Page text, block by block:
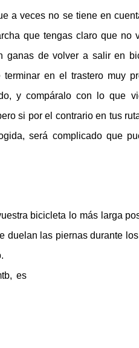
a veces no se tiene en
que tengas claro que no
ganas de volver a salir en
en el trastero muy
y compáralo con lo que
si por el contrario en tus
será complicado que
bicicleta lo más larga
duelan las piernas durante
es